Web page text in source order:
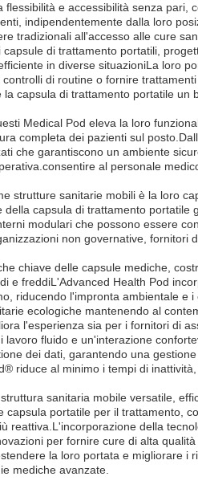
e accessibilità senza pari,
indipendentemente dalla loro
tradizionali all'accesso alle cure
di trattamento portatili,
in diverse situazioniLa loro
di routine o fornire
capsula di trattamento portatile
Medical Pod eleva la loro
completa dei pazienti sul
che garantiscono un ambiente
al personale
strutture sanitarie mobili è la loro
capsula di trattamento
modulari che possono essere
non governative, fornitori
chiave delle capsule mediche,
e freddiL'Advanced Health Pod
riducendo l'impronta ambientale e
ecologiche mantenendo al
l'esperienza sia per i fornitori di
fluido e un'interazione
dei dati, garantendo una
riduce al minimo i tempi di
sanitaria mobile versatile,
portatile per il trattamento,
reattiva.L'incorporazione della
per fornire cure di alta
la loro portata e migliorare i
mediche avanzate.